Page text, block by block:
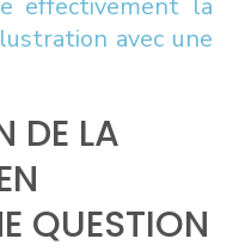
effectivement la
avec une
DE LA
QUESTION